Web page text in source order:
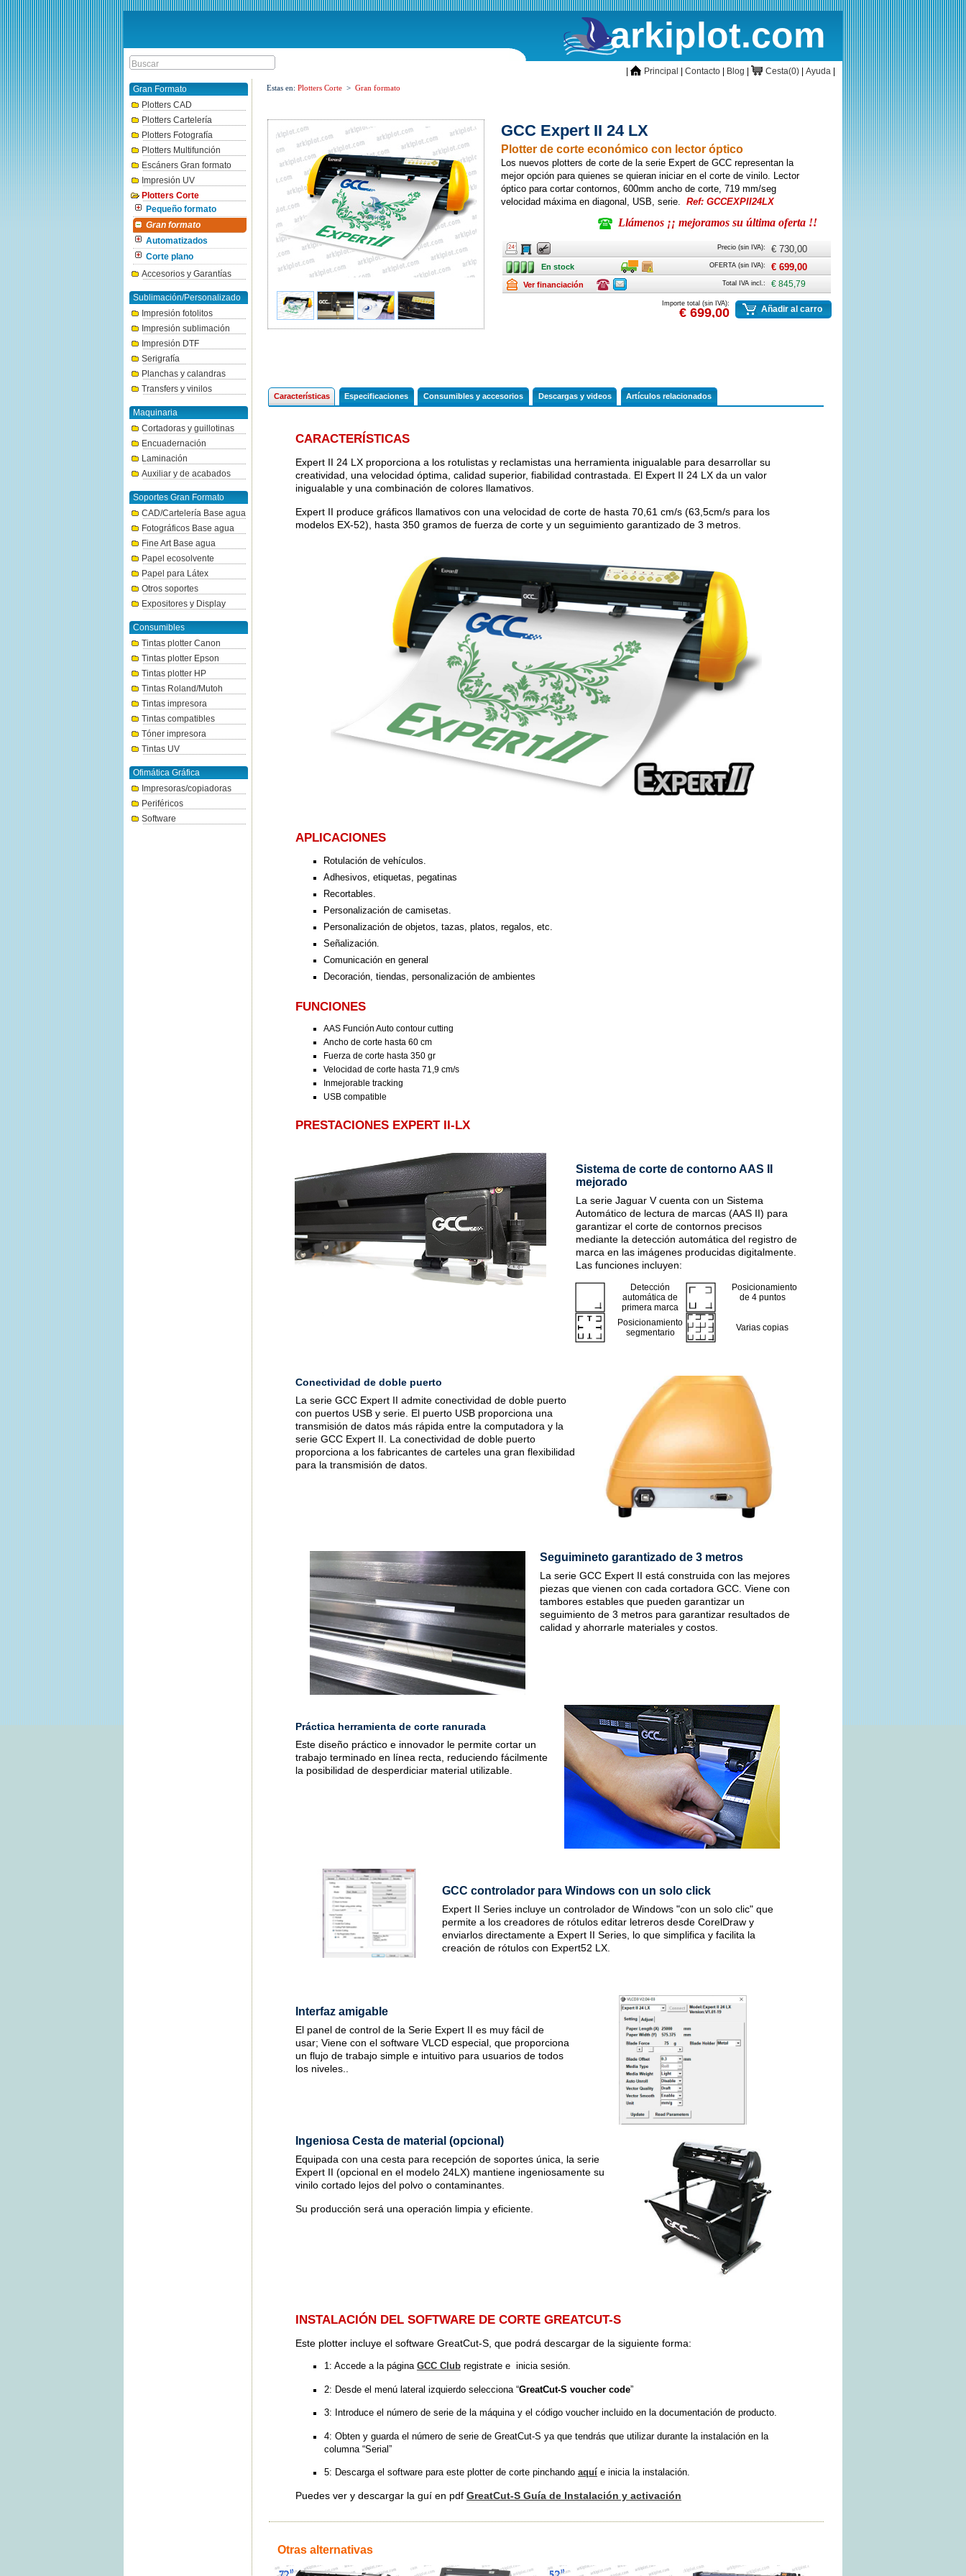
arkiplot.com
inicioPrincipal Contacto Blog CestaCesta(0) Ayuda
Gran Formato
Plotters CAD
Plotters Cartelería
Plotters Fotografía
Plotters Multifunción
Escáners Gran formato
Impresión UV
Plotters Corte
Pequeño formato
Gran formato
Automatizados
Corte plano
Accesorios y Garantías
Sublimación/Personalizado
Impresión fotolitos
Impresión sublimación
Impresión DTF
Serigrafía
Planchas y calandras
Transfers y vinilos
Maquinaria
Cortadoras y guillotinas
Encuadernación
Laminación
Auxiliar y de acabados
Soportes Gran Formato
CAD/Cartelería Base agua
Fotográficos Base agua
Fine Art Base agua
Papel ecosolvente
Papel para Látex
Otros soportes
Expositores y Display
Consumibles
Tintas plotter Canon
Tintas plotter Epson
Tintas plotter HP
Tintas Roland/Mutoh
Tintas impresora
Tintas compatibles
Tóner impresora
Tintas UV
Ofimática Gráfica
Impresoras/copiadoras
Periféricos
Software
Estas en: Plotters Corte > Gran formato
GCC Expert II 24 LX
Plotter de corte económico con lector óptico
Los nuevos plotters de corte de la serie Expert de GCC representan la
mejor opción para quienes se quieran iniciar en el corte de vinilo. Lector
óptico para cortar contornos, 600mm ancho de corte, 719 mm/seg
velocidad máxima en diagonal, USB, serie. Ref: GCCEXPII24LX
Llámenos ¡¡ mejoramos su última oferta !!
AnchoAnchoAncho Precio (sin IVA): € 730,00
En stock En stock Transporte
Caja OFERTA (sin IVA): € 699,00
RentingVer financiación
Consulte
ofertas
Consulte
ofertas
Total IVA incl.: € 845,79
Importe total (sin IVA):
€ 699,00 Añadir al carro
Características Especificaciones Consumibles y accesorios Descargas y videos Artículos relacionados
CARACTERÍSTICAS
Expert II 24 LX proporciona a los rotulistas y reclamistas una herramienta inigualable para desarrollar su
creatividad, una velocidad óptima, calidad superior, fiabilidad contrastada. El Expert II 24 LX da un valor
inigualable y una combinación de colores llamativos.
Expert II produce gráficos llamativos con una velocidad de corte de hasta 70,61 cm/s (63,5cm/s para los
modelos EX-52), hasta 350 gramos de fuerza de corte y un seguimiento garantizado de 3 metros.
APLICACIONES
Rotulación de vehículos.
Adhesivos, etiquetas, pegatinas
Recortables.
Personalización de camisetas.
Personalización de objetos, tazas, platos, regalos, etc.
Señalización.
Comunicación en general
Decoración, tiendas, personalización de ambientes
FUNCIONES
AAS Función Auto contour cutting
Ancho de corte hasta 60 cm
Fuerza de corte hasta 350 gr
Velocidad de corte hasta 71,9 cm/s
Inmejorable tracking
USB compatible
PRESTACIONES EXPERT II-LX
Sistema de corte de contorno AAS II
mejorado
La serie Jaguar V cuenta con un Sistema
Automático de lectura de marcas (AAS II) para
garantizar el corte de contornos precisos
mediante la detección automática del registro de
marca en las imágenes producidas digitalmente.
Las funciones incluyen:
Detección
automática de
primera marca
Posicionamiento
de 4 puntos
Posicionamiento
segmentario
Varias copias
Conectividad de doble puerto
La serie GCC Expert II admite conectividad de doble puerto
con puertos USB y serie. El puerto USB proporciona una
transmisión de datos más rápida entre la computadora y la
serie GCC Expert II. La conectividad de doble puerto
proporciona a los fabricantes de carteles una gran flexibilidad
para la transmisión de datos.
Seguimineto garantizado de 3 metros
La serie GCC Expert II está construida con las mejores
piezas que vienen con cada cortadora GCC. Viene con
tambores estables que pueden garantizar un
seguimiento de 3 metros para garantizar resultados de
calidad y ahorrarle materiales y costos.
Práctica herramienta de corte ranurada
Este diseño práctico e innovador le permite cortar un
trabajo terminado en línea recta, reduciendo fácilmente
la posibilidad de desperdiciar material utilizable.
GCC controlador para Windows con un solo click
Expert II Series incluye un controlador de Windows "con un solo clic" que
permite a los creadores de rótulos editar letreros desde CorelDraw y
enviarlos directamente a Expert II Series, lo que simplifica y facilita la
creación de rótulos con Expert52 LX.
Interfaz amigable
El panel de control de la Serie Expert II es muy fácil de
usar; Viene con el software VLCD especial, que proporciona
un flujo de trabajo simple e intuitivo para usuarios de todos
los niveles..
Ingeniosa Cesta de material (opcional)
Equipada con una cesta para recepción de soportes única, la serie
Expert II (opcional en el modelo 24LX) mantiene ingeniosamente su
vinilo cortado lejos del polvo o contaminantes.
Su producción será una operación limpia y eficiente.
INSTALACIÓN DEL SOFTWARE DE CORTE GREATCUT-S
Este plotter incluye el software GreatCut-S, que podrá descargar de la siguiente forma:
1: Accede a la página GCC Clubregistrate e inicia sesión.
2: Desde el menú lateral izquierdo selecciona “GreatCut-S voucher code”
3: Introduce el número de serie de la máquina y el código voucher incluido en la documentación de producto.
4: Obten y guarda el número de serie de GreatCut-S ya que tendrás que utilizar durante la instalación en la
columna “Serial”
5: Descarga el software para este plotter de corte pinchando aquíe inicia la instalación.
Puedes ver y descargar la guí en pdf GreatCut-S Guía de Instalación y activación
Otras alternativas